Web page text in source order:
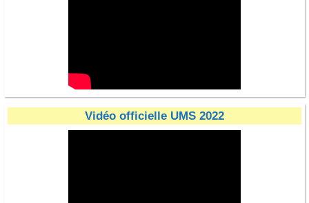
Vidéo officielle UMS 2022